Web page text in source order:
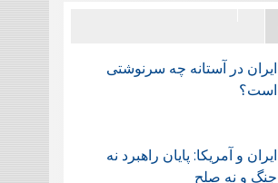
ایران در آستانه چه سرنوشتی
است؟
ایران و آمریکا: پایان راهبرد نه
جنگ و نه صلح